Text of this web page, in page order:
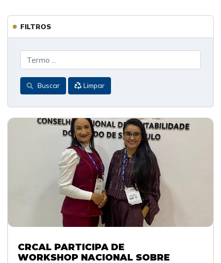
CRCAL PARTICIPA DE
WORKSHOP NACIONAL SOBRE
FILTROS
Buscar Limpar